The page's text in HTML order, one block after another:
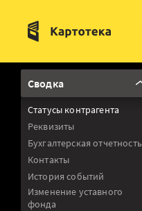
Сводка
Статусы контрагента
Реквизиты
Бухгалтерская отчетность
Контакты
История событий
Изменение уставного
фонда